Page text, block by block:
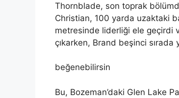
Thornblade, son toprak
Christian, 100 yarda uzaktaki
metresinde liderliği ele geçirdi
çıkarken, Brand beşinci sırada
beğenebilirsin
Bu, Bozeman’daki Glen Lake